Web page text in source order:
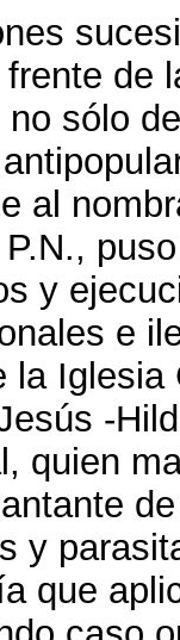
de
sólo
al
y
e
la Iglesia
-
quien
y
que